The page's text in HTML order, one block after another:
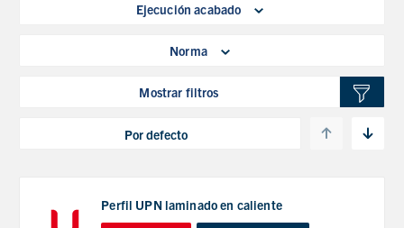
Ejecución acabado
Norma
Mostrar filtros
Perfil UPN laminado en caliente